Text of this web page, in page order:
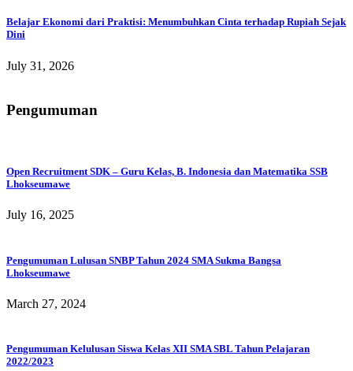
Belajar Ekonomi dari Praktisi: Menumbuhkan Cinta terhadap Rupiah Sejak
Dini
July 31, 2026
Pengumuman
Open Recruitment SDK – Guru Kelas, B. Indonesia dan Matematika SSB
Lhokseumawe
July 16, 2025
Pengumuman Lulusan SNBP Tahun 2024 SMA Sukma Bangsa
Lhokseumawe
March 27, 2024
Pengumuman Kelulusan Siswa Kelas XII SMA SBL Tahun Pelajaran
2022/2023